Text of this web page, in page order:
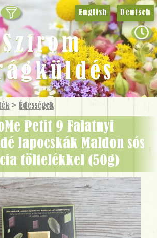
> Édességek
lapocskák Maldon sós
töltelékkel (50g)
English Deutsch
Szirom